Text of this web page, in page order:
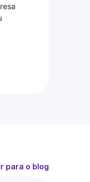
para o blog